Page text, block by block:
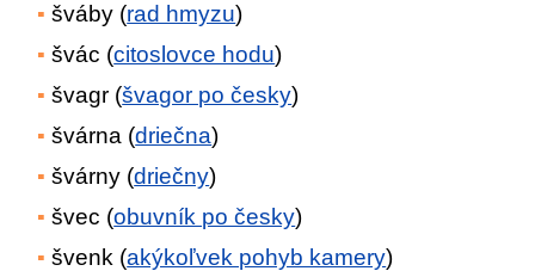
šváby (rad hmyzu)
švác (citoslovce hodu)
švagr (švagor po česky)
švárna (driečna)
švárny (driečny)
švec (obuvník po česky)
švenk (akýkoľvek pohyb kamery)